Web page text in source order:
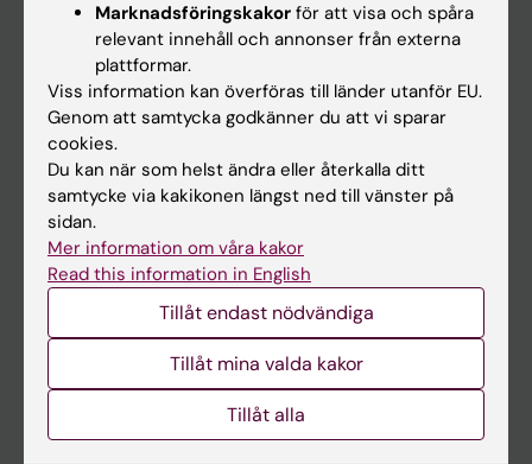
Forskning
På gång
Nyheter
Kalender
Student
Schema
Studentmejlen
Marknadsföringskakor för att visa och spåra
relevant innehåll och annonser från externa
plattformar.
Viss information kan överföras till länder utanför EU.
Genom att samtycka godkänner du att vi sparar
cookies.
Du kan när som helst ändra eller återkalla ditt
samtycke via kakikonen längst ned till vänster på
sidan.
Mer information om våra kakor
Read this information in English
Tillåt endast nödvändiga
Tillåt mina valda kakor
Tillåt alla